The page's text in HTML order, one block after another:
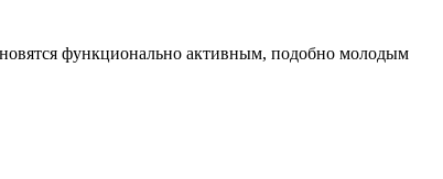
функционально активным, подобно молодым